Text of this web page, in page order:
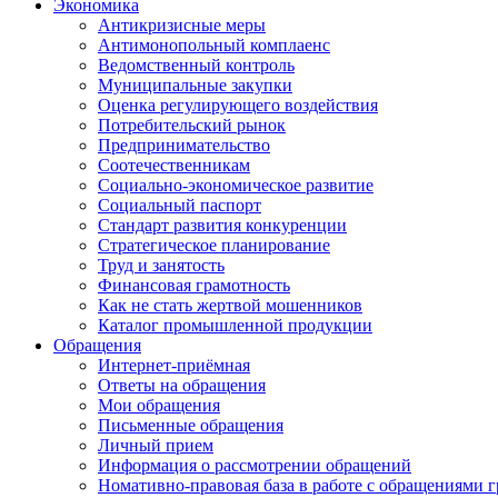
Экономика
Антикризисные меры
Антимонопольный комплаенс
Ведомственный контроль
Муниципальные закупки
Оценка регулирующего воздействия
Потребительский рынок
Предпринимательство
Соотечественникам
Социально-экономическое развитие
Социальный паспорт
Стандарт развития конкуренции
Стратегическое планирование
Труд и занятость
Финансовая грамотность
Как не стать жертвой мошенников
Каталог промышленной продукции
Обращения
Интернет-приёмная
Ответы на обращения
Мои обращения
Письменные обращения
Личный прием
Информация о рассмотрении обращений
Номативно-правовая база в работе с обращениями